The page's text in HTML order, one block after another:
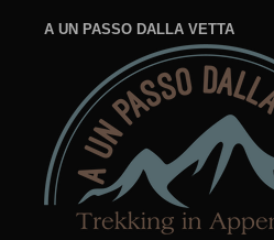
A UN PASSO DALLA VETTA